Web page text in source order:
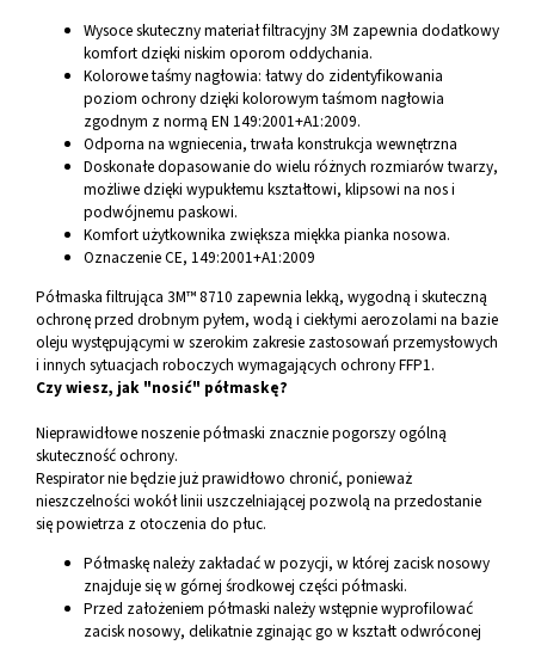
Wysoce skuteczny materiał filtracyjny 3M zapewnia dodatkowy
komfort dzięki niskim oporom oddychania.
Kolorowe taśmy nagłowia: łatwy do zidentyfikowania
poziom ochrony dzięki kolorowym taśmom nagłowia
zgodnym z normą EN 149:2001+A1:2009.
Odporna na wgniecenia, trwała konstrukcja wewnętrzna
Doskonałe dopasowanie do wielu różnych rozmiarów twarzy,
możliwe dzięki wypukłemu kształtowi, klipsowi na nos i
podwójnemu paskowi.
Komfort użytkownika zwiększa miękka pianka nosowa.
Oznaczenie CE, 149:2001+A1:2009
Półmaska filtrująca 3M™ 8710 zapewnia lekką, wygodną i skuteczną
ochronę przed drobnym pyłem, wodą i ciekłymi aerozolami na bazie
oleju występującymi w szerokim zakresie zastosowań przemysłowych
i innych sytuacjach roboczych wymagających ochrony FFP1.
Czy wiesz, jak "nosić" półmaskę?
Nieprawidłowe noszenie półmaski znacznie pogorszy ogólną
skuteczność ochrony.
Respirator nie będzie już prawidłowo chronić, ponieważ
nieszczelności wokół linii uszczelniającej pozwolą na przedostanie
się powietrza z otoczenia do płuc.
Półmaskę należy zakładać w pozycji, w której zacisk nosowy
znajduje się w górnej środkowej części półmaski.
Przed założeniem półmaski należy wstępnie wyprofilować
zacisk nosowy, delikatnie zginając go w kształt odwróconej